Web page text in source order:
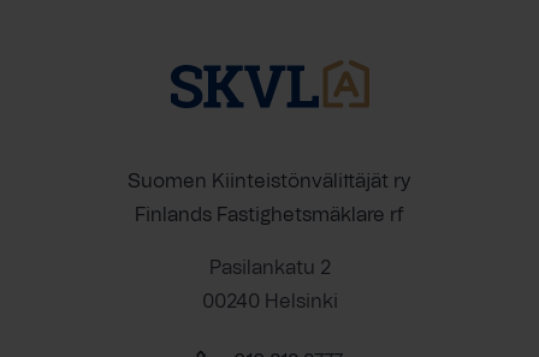
Suomen Kiinteistönvälittäjät ry
Finlands Fastighetsmäklare rf
Pasilankatu 2
00240 Helsinki